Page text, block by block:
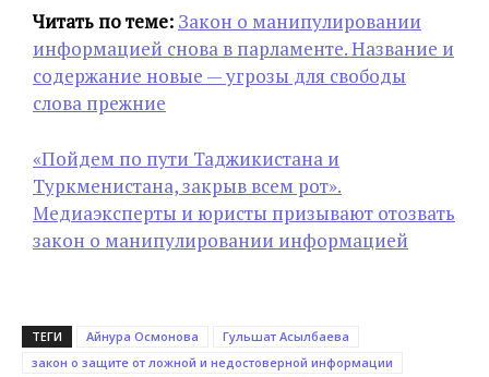
Читать по теме: Закон о манипулировании
информацией снова в парламенте. Название и
содержание новые — угрозы для свободы
слова прежние
«Пойдем по пути Таджикистана и
Туркменистана, закрыв всем рот».
Медиаэксперты и юристы призывают отозвать
закон о манипулировании информацией
ТЕГИ Айнура Осмонова
Гульшат Асылбаева
закон о защите от ложной и недостоверной информации